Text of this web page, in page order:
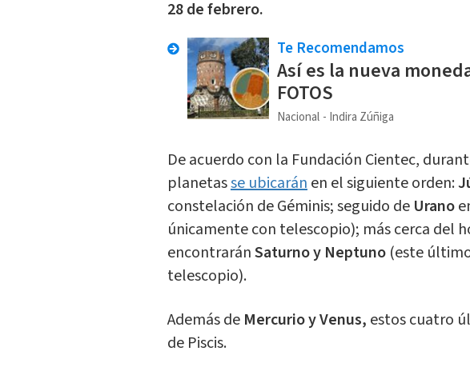
28 de febrero.
Te Recomendamos
Así es la nueva
FOTOS
Nacional Indira Zúñiga
De acuerdo con la Fundación Cientec,
planetasse ubicaránen el siguiente orden:
constelación de Géminis; seguido de Urano
únicamente con telescopio); más cerca del
encontraránSaturno y Neptuno(este
telescopio).
Además de Mercurio y Venus, estos cuatro
de Piscis.